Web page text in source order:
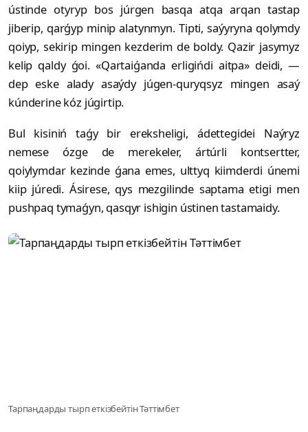
ústinde otyryp bos júrgen basqa atqa arqan tastap
jiberip, qarǵyp minip alatynmyn. Tipti, saýyryna qolymdy
qoiyp, sekirip mingen kezderim de boldy. Qazir jasymyz
kelip qaldy ǵoi. «Qartaiǵanda erligińdi aitpa» deidi, —
dep eske alady asaýdy júgen-quryqsyz mingen asaý
kúnderine kóz júgirtip.
Bul kisiniń taǵy bir ereksheligi, ádettegidei Naýryz
nemese ózge de merekeler, ártúrli kontsertter,
qoiylymdar kezinde ǵana emes, ulttyq kiimderdi únemi
kiip júredi. Ásirese, qys mezgilinde saptama etigi men
pushpaq tymaǵyn, qasqyr ishigin ústinen tastamaidy.
Тарпаңдарды тырп еткізбейтін Тәттімбет